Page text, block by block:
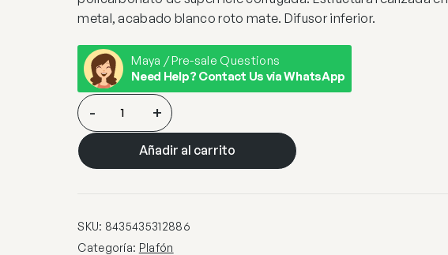
metal, acabado blanco roto mate. Difusor inferior.
Maya / Pre-sale Questions
Need Help? Contact Us via WhatsApp
PLAFON
·QUIOS·
4L
cantidad
- +
Añadir al carrito
SKU: 8435435312886
Categoría: Plafón